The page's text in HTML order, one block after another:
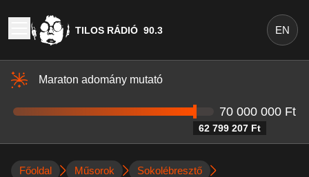
TILOS RÁDIÓ 90.3 EN
Maraton adomány mutató
62 799 207 Ft
70 000 000 Ft
Főoldal Műsorok Sokolébresztő